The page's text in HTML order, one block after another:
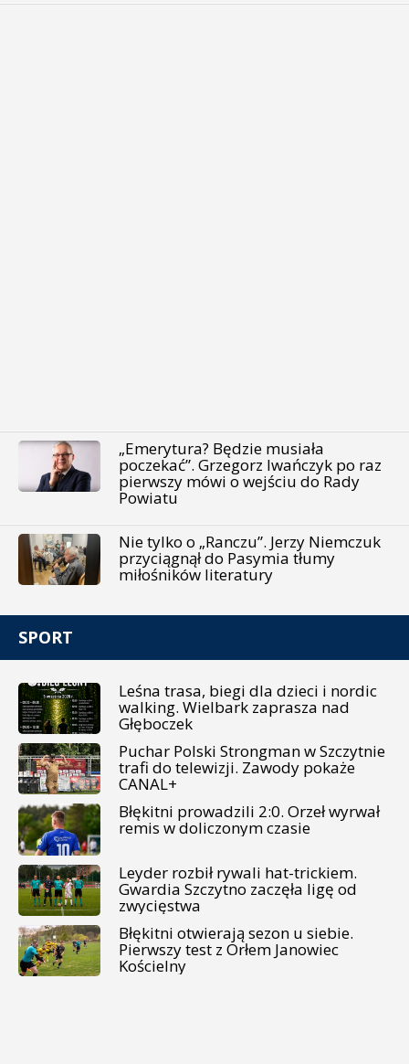
„Emerytura? Będzie musiała
poczekać”. Grzegorz Iwańczyk po raz
pierwszy mówi o wejściu do Rady
Powiatu
Nie tylko o „Ranczu”. Jerzy Niemczuk
przyciągnął do Pasymia tłumy
miłośników literatury
SPORT
Leśna trasa, biegi dla dzieci i nordic
walking. Wielbark zaprasza nad
Głęboczek
Puchar Polski Strongman w Szczytnie
trafi do telewizji. Zawody pokaże
CANAL+
Błękitni prowadzili 2:0. Orzeł wyrwał
remis w doliczonym czasie
Leyder rozbił rywali hat-trickiem.
Gwardia Szczytno zaczęła ligę od
zwycięstwa
Błękitni otwierają sezon u siebie.
Pierwszy test z Orłem Janowiec
Kościelny